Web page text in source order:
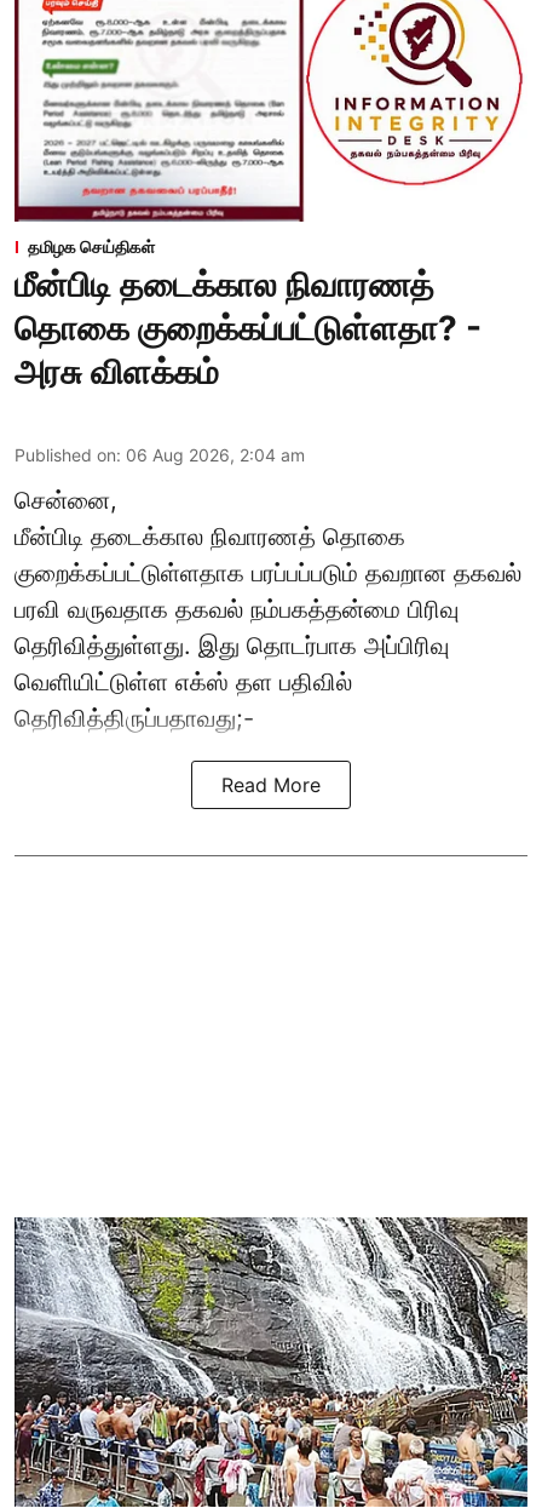
தமிழக செய்திகள்
மீன்பிடி தடைக்கால நிவாரணத்
தொகை குறைக்கப்பட்டுள்ளதா? -
அரசு விளக்கம்
Published on: 06 Aug 2026, 2:04 am
சென்னை,
மீன்பிடி தடைக்கால நிவாரணத் தொகை
குறைக்கப்பட்டுள்ளதாக பரப்பப்படும் தவறான தகவல்
பரவி வருவதாக தகவல் நம்பகத்தன்மை பிரிவு
தெரிவித்துள்ளது. இது தொடர்பாக அப்பிரிவு
வெளியிட்டுள்ள எக்ஸ் தள பதிவில்
தெரிவித்திருப்பதாவது;-
Read More